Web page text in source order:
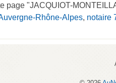
page "JACQUIOT-
Rhône-Alpes, notaire